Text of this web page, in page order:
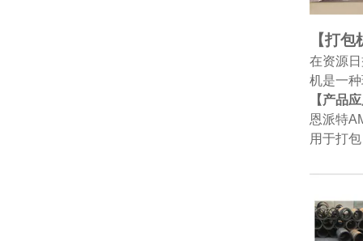
【打
在资源
机是一
【产品
恩派特
用于打